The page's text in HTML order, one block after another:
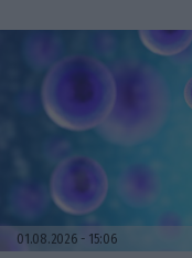
01.08.2026 15:06